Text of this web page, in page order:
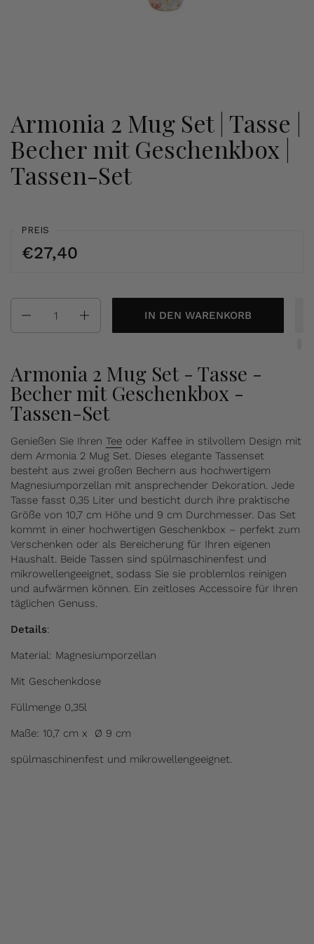
Armonia 2 Mug Set | Tasse |
Becher mit Geschenkbox |
Tassen-Set
PREIS
€27,40
IN DEN WARENKORB
Armonia 2 Mug Set - Tasse -
Becher mit Geschenkbox -
Tassen-Set
Genießen Sie Ihren Tee oder Kaffee in stilvollem Design mit
dem Armonia 2 Mug Set. Dieses elegante Tassenset
besteht aus zwei großen Bechern aus hochwertigem
Magnesiumporzellan mit ansprechender Dekoration. Jede
Tasse fasst 0,35 Liter und besticht durch ihre praktische
Größe von 10,7 cm Höhe und 9 cm Durchmesser. Das Set
kommt in einer hochwertigen Geschenkbox – perfekt zum
Verschenken oder als Bereicherung für Ihren eigenen
Haushalt. Beide Tassen sind spülmaschinenfest und
mikrowellengeeignet, sodass Sie sie problemlos reinigen
und aufwärmen können. Ein zeitloses Accessoire für Ihren
täglichen Genuss.
Details:
Material: Magnesiumporzellan
Mit Geschenkdose
Füllmenge 0,35l
Maße: 10,7 cm x Ø 9 cm
spülmaschinenfest und mikrowellengeeignet.